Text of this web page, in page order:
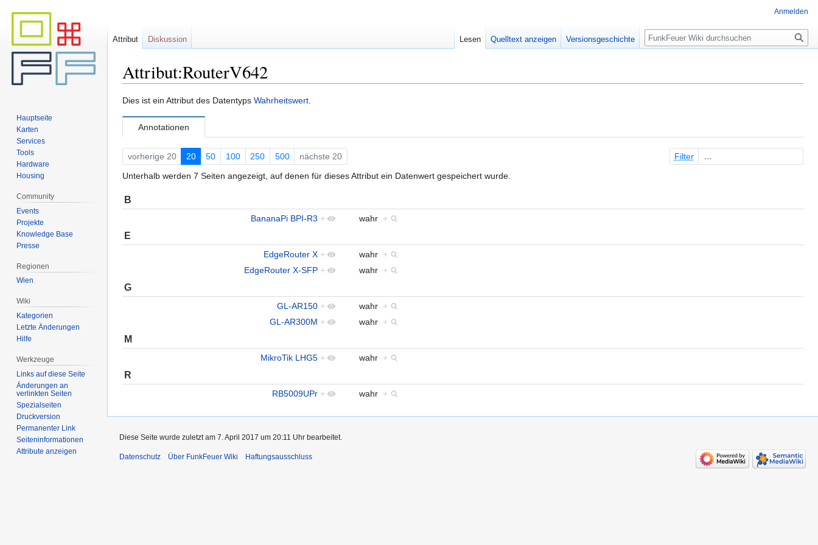
Attribut:RouterV642
Zur
springen
Zur
springen
Dies ist ein Attribut des Datentyps Wahrheitswert.
Annotationen
vorherige 20 20 50 100 250 500 nächste 20 Filter
Unterhalb werden 7 Seiten angezeigt, auf denen für dieses Attribut ein Datenwert gespeichert wurde.
B
BananaPi BPI-R3 + wahr +
E
EdgeRouter X + wahr +
EdgeRouter X-SFP + wahr +
G
GL-AR150 + wahr +
GL-AR300M + wahr +
M
MikroTik LHG5 + wahr +
R
RB5009UPr + wahr +
Anmelden
Attribut Diskussion Lesen Quelltext anzeigen Versionsgeschichte
Suche
Hauptseite
Karten
Services
Tools
Hardware
Housing
Community
Events
Projekte
Knowledge Base
Presse
Regionen
Wien
Wiki
Kategorien
Letzte Änderungen
Hilfe
Werkzeuge
Links auf diese Seite
Änderungen an
verlinkten Seiten
Spezialseiten
Druckversion
Permanenter Link
Seiten­informationen
Attribute anzeigen
Diese Seite wurde zuletzt am 7. April 2017 um 20:11 Uhr bearbeitet.
Datenschutz Über FunkFeuer Wiki Haftungsausschluss